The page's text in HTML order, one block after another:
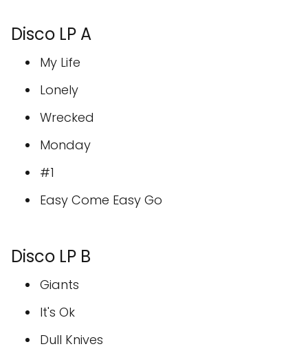
Disco LP A
My Life
Lonely
Wrecked
Monday
#1
Easy Come Easy Go
Disco LP B
Giants
It's Ok
Dull Knives